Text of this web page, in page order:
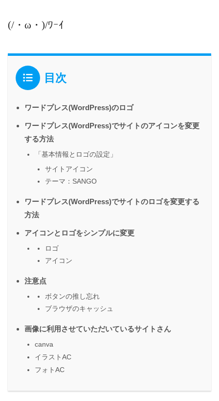
(/・ω・)/ﾜｰｲ
目次
ワードプレス(WordPress)のロゴ
ワードプレス(WordPress)でサイトのアイコンを変更
する方法
「基本情報とロゴの設定」
サイトアイコン
テーマ：SANGO
ワードプレス(WordPress)でサイトのロゴを変更する
方法
アイコンとロゴをシンプルに変更
ロゴ
アイコン
注意点
ボタンの推し忘れ
ブラウザのキャッシュ
画像に利用させていただいているサイトさん
canva
イラストAC
フォトAC